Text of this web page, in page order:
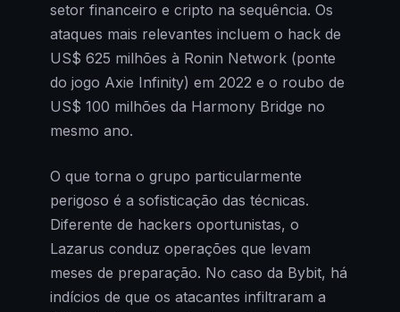
setor financeiro e cripto na sequência. Os
ataques mais relevantes incluem o hack de
US$ 625 milhões à Ronin Network (ponte
do jogo Axie Infinity) em 2022 e o roubo de
US$ 100 milhões da Harmony Bridge no
mesmo ano.
O que torna o grupo particularmente
perigoso é a sofisticação das técnicas.
Diferente de hackers oportunistas, o
Lazarus conduz operações que levam
meses de preparação. No caso da Bybit, há
indícios de que os atacantes infiltraram a